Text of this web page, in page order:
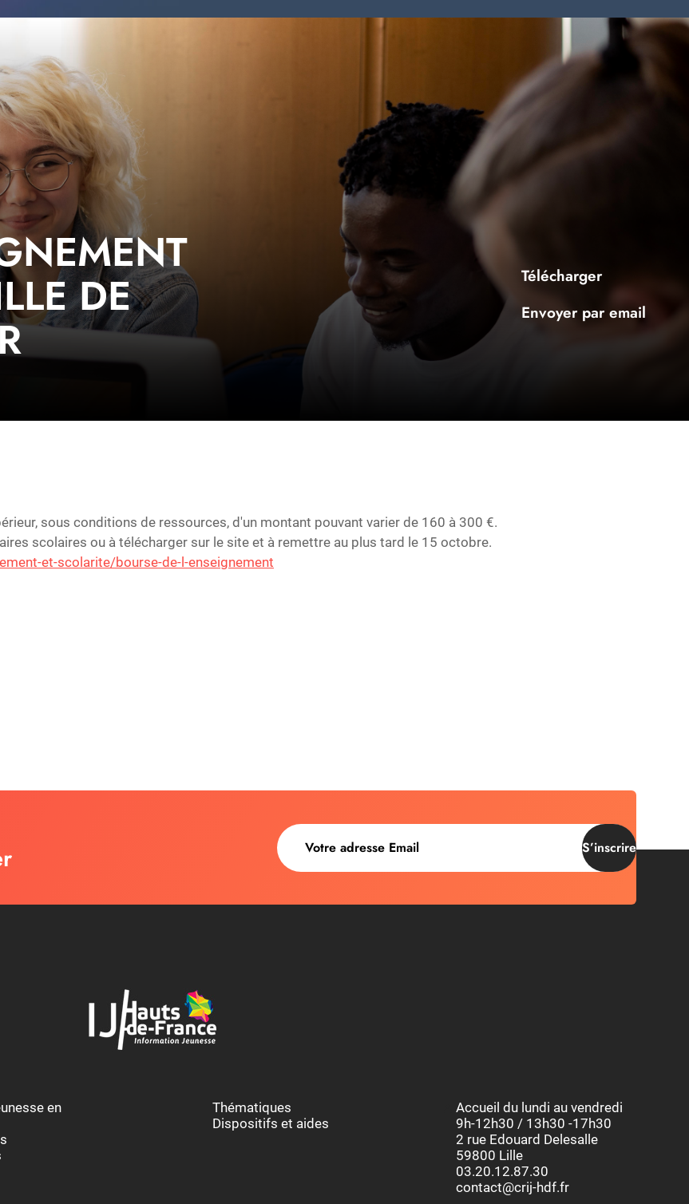
des cookies
DE
Télécharger
Envoyer par email
sous conditions de ressources, d'un montant pouvant varier de 160 à 300 €.
scolaires ou à télécharger sur le site et à remettre au plus tard le 15 octobre.
et-scolarite/bourse-de-l-enseignement
S’inscrire
en
Thématiques
Dispositifs et aides
Accueil du lundi au vendredi
9h-12h30 / 13h30 -17h30
2 rue Edouard Delesalle
59800 Lille
03.20.12.87.30
contact@crij-hdf.fr